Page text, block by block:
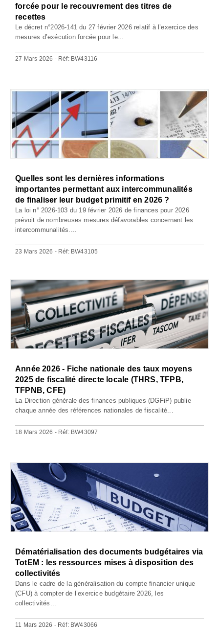
forcée pour le recouvrement des titres de
recettes
Le décret n°2026-141 du 27 février 2026 relatif à l’exercice des
mesures d’exécution forcée pour le...
27 Mars 2026 - Réf: BW43116
Quelles sont les dernières informations
importantes permettant aux intercommunalités
de finaliser leur budget primitif en 2026 ?
La loi n° 2026-103 du 19 février 2026 de finances pour 2026
prévoit de nombreuses mesures défavorables concernant les
intercommunalités....
23 Mars 2026 - Réf: BW43105
Année 2026 - Fiche nationale des taux moyens
2025 de fiscalité directe locale (THRS, TFPB,
TFPNB, CFE)
La Direction générale des finances publiques (DGFiP) publie
chaque année des références nationales de fiscalité...
18 Mars 2026 - Réf: BW43097
Dématérialisation des documents budgétaires via
TotEM : les ressources mises à disposition des
collectivités
Dans le cadre de la généralisation du compte financier unique
(CFU) à compter de l’exercice budgétaire 2026, les
collectivités...
11 Mars 2026 - Réf: BW43066